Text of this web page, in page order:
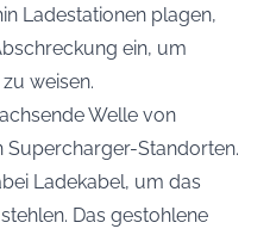
Ladestationen plagen,
ein, um
weisen.
Welle von
Supercharger-Standorten.
Ladekabel, um das
Das gestohlene